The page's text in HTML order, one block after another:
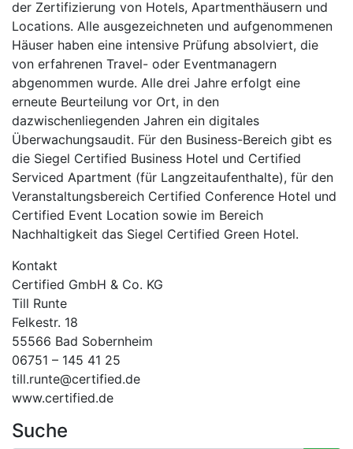
der Zertifizierung von Hotels, Apartmenthäusern und
Locations. Alle ausgezeichneten und aufgenommenen
Häuser haben eine intensive Prüfung absolviert, die
von erfahrenen Travel- oder Eventmanagern
abgenommen wurde. Alle drei Jahre erfolgt eine
erneute Beurteilung vor Ort, in den
dazwischenliegenden Jahren ein digitales
Überwachungsaudit. Für den Business-Bereich gibt es
die Siegel Certified Business Hotel und Certified
Serviced Apartment (für Langzeitaufenthalte), für den
Veranstaltungsbereich Certified Conference Hotel und
Certified Event Location sowie im Bereich
Nachhaltigkeit das Siegel Certified Green Hotel.
Kontakt
Certified GmbH & Co. KG
Till Runte
Felkestr. 18
55566 Bad Sobernheim
06751 – 145 41 25
till.runte@certified.de
www.certified.de
Suche